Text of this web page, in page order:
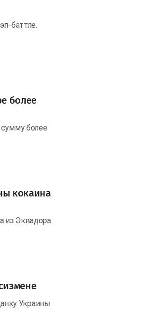
баттле.
более
сумму более
кокаина
из Эквадора
Украины